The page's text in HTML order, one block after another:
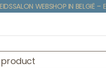
WEBSHOP IN BELGIË –